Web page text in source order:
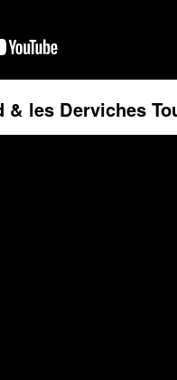
les Derviches